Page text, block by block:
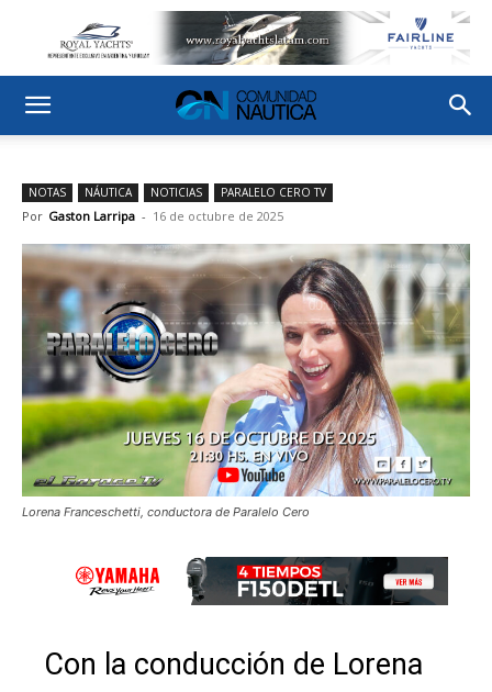
NOTAS NÁUTICA NOTICIAS PARALELO CERO TV
Por Gaston Larripa - 16 de octubre de 2025
Lorena Franceschetti, conductora de Paralelo Cero
Con la conducción de Lorena